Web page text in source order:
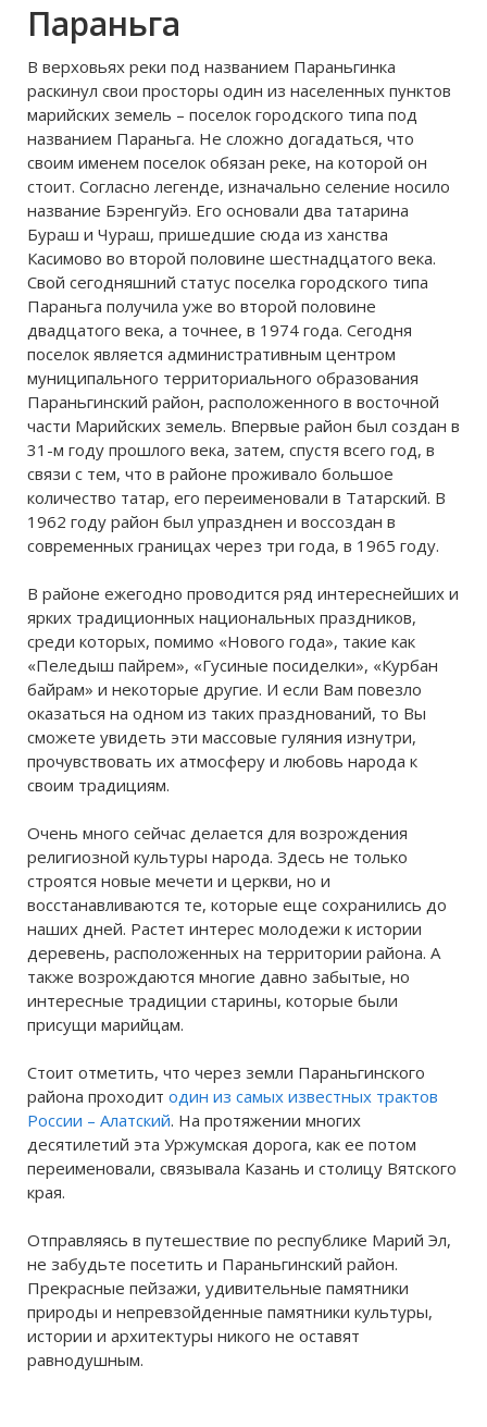
(пос. Краснооктябрьский), пристань
Параньга
В верховьях реки под названием Параньгинка
раскинул свои просторы один из населенных пунктов
марийских земель – поселок городского типа под
названием Параньга. Не сложно догадаться, что
своим именем поселок обязан реке, на которой он
стоит. Согласно легенде, изначально селение носило
название Бэренгуйэ. Его основали два татарина
Бураш и Чураш, пришедшие сюда из ханства
Касимово во второй половине шестнадцатого века.
Свой сегодняшний статус поселка городского типа
Параньга получила уже во второй половине
двадцатого века, а точнее, в 1974 года. Сегодня
поселок является административным центром
муниципального территориального образования
Параньгинский район, расположенного в восточной
части Марийских земель. Впервые район был создан в
31-м году прошлого века, затем, спустя всего год, в
связи с тем, что в районе проживало большое
количество татар, его переименовали в Татарский. В
1962 году район был упразднен и воссоздан в
современных границах через три года, в 1965 году.
В районе ежегодно проводится ряд интереснейших и
ярких традиционных национальных праздников,
среди которых, помимо «Нового года», такие как
«Пеледыш пайрем», «Гусиные посиделки», «Курбан
байрам» и некоторые другие. И если Вам повезло
оказаться на одном из таких празднований, то Вы
сможете увидеть эти массовые гуляния изнутри,
прочувствовать их атмосферу и любовь народа к
своим традициям.
Очень много сейчас делается для возрождения
религиозной культуры народа. Здесь не только
строятся новые мечети и церкви, но и
восстанавливаются те, которые еще сохранились до
наших дней. Растет интерес молодежи к истории
деревень, расположенных на территории района. А
также возрождаются многие давно забытые, но
интересные традиции старины, которые были
присущи марийцам.
Стоит отметить, что через земли Параньгинского
района проходит один из самых известных трактов
России – Алатский. На протяжении многих
десятилетий эта Уржумская дорога, как ее потом
переименовали, связывала Казань и столицу Вятского
края.
Отправляясь в путешествие по республике Марий Эл,
не забудьте посетить и Параньгинский район.
Прекрасные пейзажи, удивительные памятники
природы и непревзойденные памятники культуры,
истории и архитектуры никого не оставят
равнодушным.